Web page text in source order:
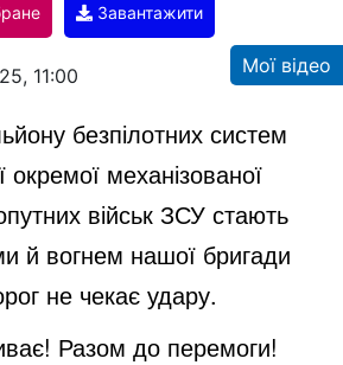
a
y
V
i
Завантажити
11:00
безпілотних систем
механізованої
військ ЗСУ стають
й вогнем нашої бригади
не чекає удару.
Разом до перемоги!
Мої відео